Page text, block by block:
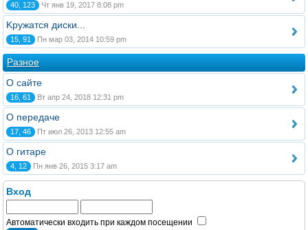
40, 123 Чт янв 19, 2017 8:08 pm
Kружатся диски...
15, 91 Пн мар 03, 2014 10:59 pm
Разное
О сайте
16, 61 Вт апр 24, 2018 12:31 pm
О передаче
17, 46 Пт июл 26, 2013 12:55 am
О гитаре
4, 12 Пн янв 26, 2015 3:17 am
Вход
Автоматически входить при каждом посещении